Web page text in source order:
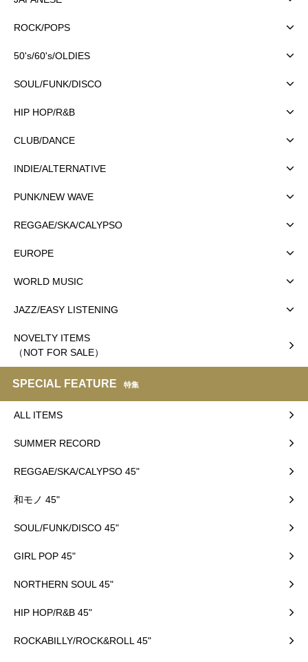
ROCK/POPS
50's/60's/OLDIES
SOUL/FUNK/DISCO
HIP HOP/R&B
CLUB/DANCE
INDIE/ALTERNATIVE
PUNK/NEW WAVE
REGGAE/SKA/CALYPSO
EUROPE
WORLD MUSIC
JAZZ/EASY LISTENING
NOVELTY ITEMS
（NOT FOR SALE）
SPECIAL FEATURE 特集
ALL ITEMS
SUMMER RECORD
REGGAE/SKA/CALYPSO 45"
和モノ 45"
SOUL/FUNK/DISCO 45"
GIRL POP 45"
NORTHERN SOUL 45"
HIP HOP/R&B 45"
ROCKABILLY/ROCK&ROLL 45"